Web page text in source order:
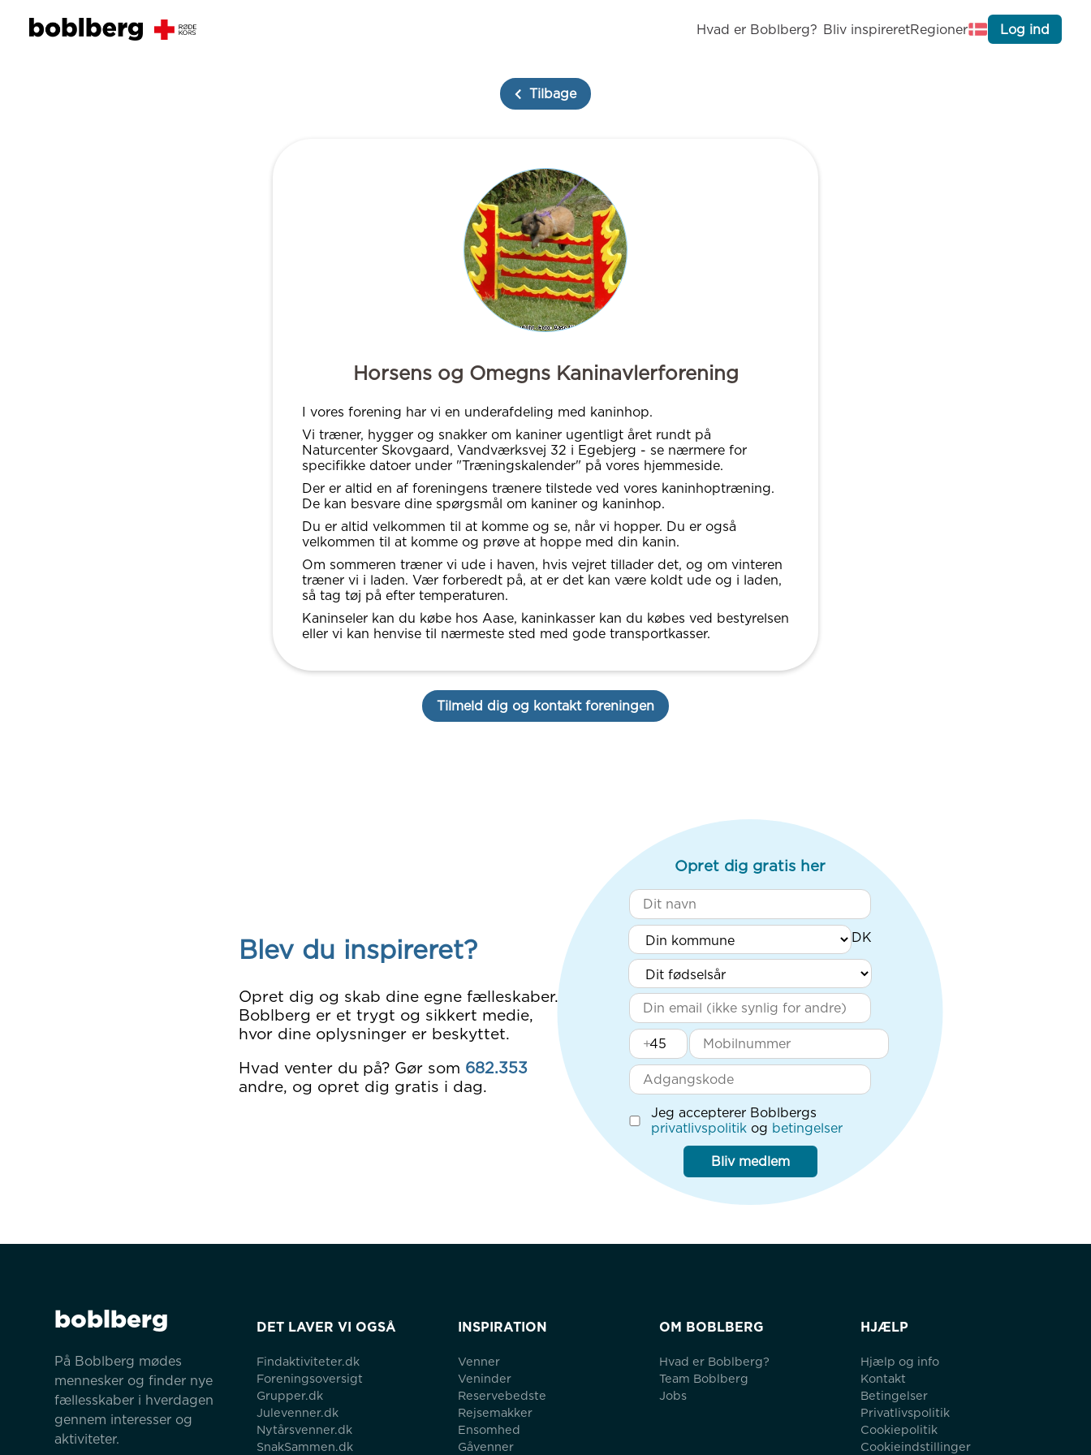
Hvad er Boblberg? Bliv inspireretRegioner Log ind
Tilbage
Horsens og Omegns Kaninavlerforening
I vores forening har vi en underafdeling med kaninhop.
Vi træner, hygger og snakker om kaniner ugentligt året rundt på
Naturcenter Skovgaard, Vandværksvej 32 i Egebjerg - se nærmere for
specifikke datoer under "Træningskalender" på vores hjemmeside.
Der er altid en af foreningens trænere tilstede ved vores kaninhoptræning.
De kan besvare dine spørgsmål om kaniner og kaninhop.
Du er altid velkommen til at komme og se, når vi hopper. Du er også
velkommen til at komme og prøve at hoppe med din kanin.
Om sommeren træner vi ude i haven, hvis vejret tillader det, og om vinteren
træner vi i laden. Vær forberedt på, at er det kan være koldt ude og i laden,
så tag tøj på efter temperaturen.
Kaninseler kan du købe hos Aase, kaninkasser kan du købes ved bestyrelsen
eller vi kan henvise til nærmeste sted med gode transportkasser.
Tilmeld dig og kontakt foreningen
Blev du inspireret?
Opret dig og skab dine egne fælleskaber.
Boblberg er et trygt og sikkert medie,
hvor dine oplysninger er beskyttet.
Hvad venter du på? Gør som 682.353
andre, og opret dig gratis i dag.
Opret dig gratis her
+
Jeg accepterer Boblbergs
privatlivspolitik og betingelser
Bliv medlem
boblberg
På Boblberg mødes
mennesker og finder nye
fællesskaber i hverdagen
gennem interesser og
aktiviteter.
DET LAVER VI OGSÅ
Findaktiviteter.dk
Foreningsoversigt
Grupper.dk
Julevenner.dk
Nytårsvenner.dk
SnakSammen.dk
INSPIRATION
Venner
Veninder
Reservebedste
Rejsemakker
Ensomhed
Gåvenner
OM BOBLBERG
Hvad er Boblberg?
Team Boblberg
Jobs
HJÆLP
Hjælp og info
Kontakt
Betingelser
Privatlivspolitik
Cookiepolitik
Cookieindstillinger